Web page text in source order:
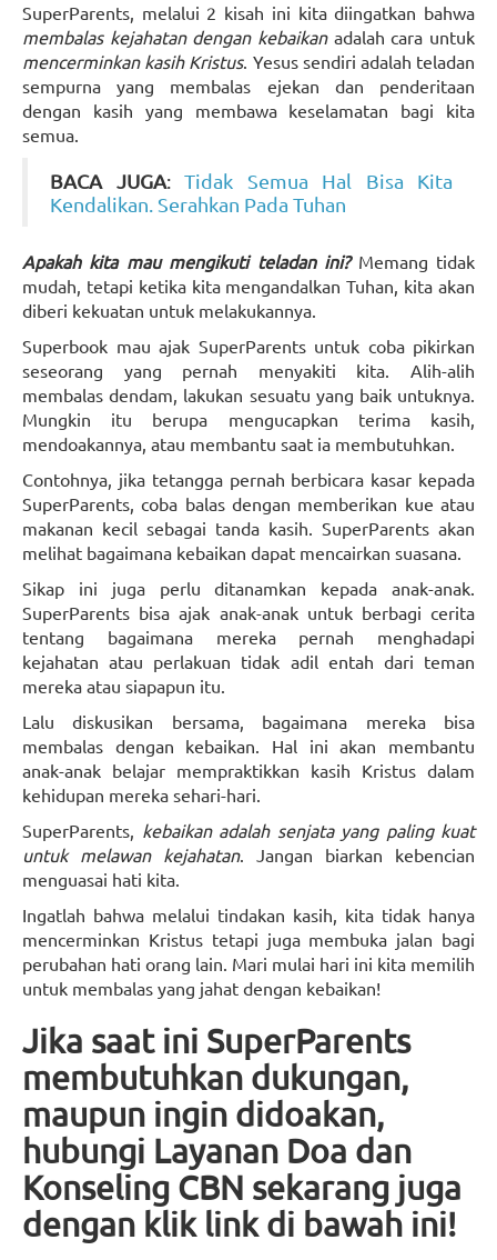
SuperParents, melalui 2 kisah ini kita diingatkan bahwa
membalas kejahatan dengan kebaikanadalah cara untuk
mencerminkan kasih Kristus. Yesus sendiri adalah teladan
sempurna yang membalas ejekan dan penderitaan
dengan kasih yang membawa keselamatan bagi kita
semua.
BACA JUGA: Tidak Semua Hal Bisa Kita
Kendalikan. Serahkan Pada Tuhan
Apakah kita mau mengikuti teladan ini?Memang tidak
mudah, tetapi ketika kita mengandalkan Tuhan, kita akan
diberi kekuatan untuk melakukannya.
Superbook mau ajak SuperParents untuk coba pikirkan
seseorang yang pernah menyakiti kita. Alih-alih
membalas dendam, lakukan sesuatu yang baik untuknya.
Mungkin itu berupa mengucapkan terima kasih,
mendoakannya, atau membantu saat ia membutuhkan.
Contohnya, jika tetangga pernah berbicara kasar kepada
SuperParents, coba balas dengan memberikan kue atau
makanan kecil sebagai tanda kasih. SuperParents akan
melihat bagaimana kebaikan dapat mencairkan suasana.
Sikap ini juga perlu ditanamkan kepada anak-anak.
SuperParents bisa ajak anak-anak untuk berbagi cerita
tentang bagaimana mereka pernah menghadapi
kejahatan atau perlakuan tidak adil entah dari teman
mereka atau siapapun itu.
Lalu diskusikan bersama, bagaimana mereka bisa
membalas dengan kebaikan. Hal ini akan membantu
anak-anak belajar mempraktikkan kasih Kristus dalam
kehidupan mereka sehari-hari.
SuperParents, kebaikan adalah senjata yang paling kuat
untuk melawan kejahatan. Jangan biarkan kebencian
menguasai hati kita.
Ingatlah bahwa melalui tindakan kasih, kita tidak hanya
mencerminkan Kristus tetapi juga membuka jalan bagi
perubahan hati orang lain. Mari mulai hari ini kita memilih
untuk membalas yang jahat dengan kebaikan!
Jika saat ini SuperParents
membutuhkan dukungan,
maupun ingin didoakan,
hubungi Layanan Doa dan
Konseling CBN sekarang juga
dengan klik link di bawah ini!